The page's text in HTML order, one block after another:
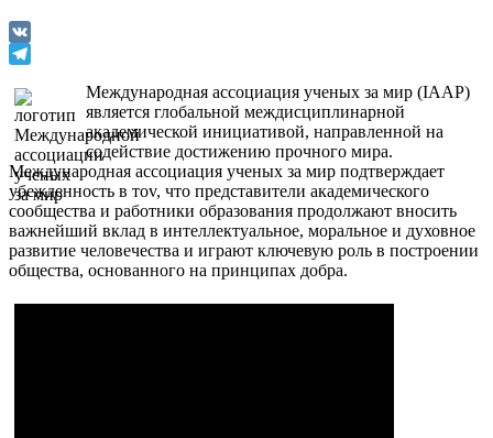
VK
Международная ассоциация ученых за мир (IAAP)
является глобальной междисциплинарной
академической инициативой, направленной на
содействие достижению прочного мира.
Международная ассоциация ученых за мир подтверждает
убежденность в тоv, что представители академического
сообщества и работники образования продолжают вносить
важнейший вклад в интеллектуальное, моральное и духовное
развитие человечества и играют ключевую роль в построении
общества, основанного на принципах добра.